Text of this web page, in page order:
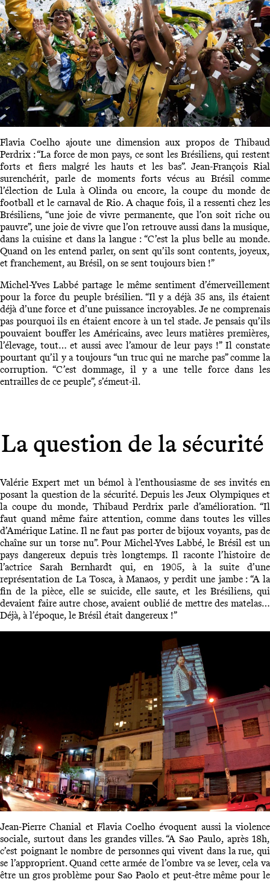
Flavia Coelho ajoute une dimension aux propos de Thibaud
Perdrix : “La force de mon pays, ce sont les Brésiliens, qui restent
forts et fiers malgré les hauts et les bas”. Jean-François Rial
surenchérit, parle de moments forts vécus au Brésil comme
l’élection de Lula à Olinda ou encore, la coupe du monde de
football et le carnaval de Rio. A chaque fois, il a ressenti chez les
Brésiliens, “une joie de vivre permanente, que l’on soit riche ou
pauvre”, une joie de vivre que l’on retrouve aussi dans la musique,
dans la cuisine et dans la langue : “C’est la plus belle au monde.
Quand on les entend parler, on sent qu’ils sont contents, joyeux,
et franchement, au Brésil, on se sent toujours bien !”
Michel-Yves Labbé partage le même sentiment d’émerveillement
pour la force du peuple brésilien. “Il y a déjà 35 ans, ils étaient
déjà d’une force et d’une puissance incroyables. Je ne comprenais
pas pourquoi ils en étaient encore à un tel stade. Je pensais qu’ils
pouvaient bouffer les Américains, avec leurs matières premières,
l’élevage, tout… et aussi avec l’amour de leur pays !” Il constate
pourtant qu’il y a toujours “un truc qui ne marche pas” comme la
corruption. “C’est dommage, il y a une telle force dans les
entrailles de ce peuple”, s’émeut-il.
La question de la sécurité
Valérie Expert met un bémol à l’enthousiasme de ses invités en
posant la question de la sécurité. Depuis les Jeux Olympiques et
la coupe du monde, Thibaud Perdrix parle d’amélioration. “Il
faut quand même faire attention, comme dans toutes les villes
d’Amérique Latine. Il ne faut pas porter de bijoux voyants, pas de
chaîne sur un torse nu”. Pour Michel-Yves Labbé, le Brésil est un
pays dangereux depuis très longtemps. Il raconte l’histoire de
l’actrice Sarah Bernhardt qui, en 1905, à la suite d’une
représentation de La Tosca, à Manaos, y perdit une jambe : “A la
fin de la pièce, elle se suicide, elle saute, et les Brésiliens, qui
devaient faire autre chose, avaient oublié de mettre des matelas…
Déjà, à l’époque, le Brésil était dangereux !”
Jean-Pierre Chanial et Flavia Coelho évoquent aussi la violence
sociale, surtout dans les grandes villes. “A Sao Paulo, après 18h,
c’est poignant le nombre de personnes qui vivent dans la rue, qui
se l’approprient. Quand cette armée de l’ombre va se lever, cela va
être un gros problème pour Sao Paolo et peut-être même pour le